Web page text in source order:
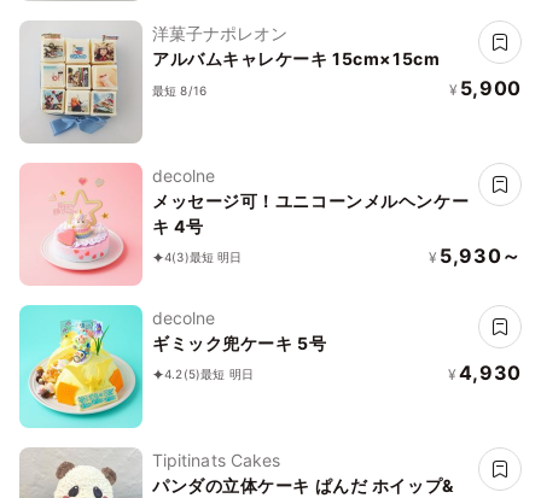
洋菓子ナポレオン
アルバムキャレケーキ 15cm×15cm
最短 8/16 ¥ 5,900
decolne
メッセージ可！ユニコーンメルヘンケー
キ 4号
4(3)最短 明日 ¥ 5,930～
decolne
ギミック兜ケーキ 5号
4.2(5)最短 明日 ¥ 4,930
Tipitinats Cakes
パンダの立体ケーキ ぱんだ ホイップ&